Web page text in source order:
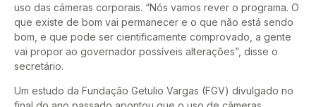
uso das câmeras corporais. “Nós vamos rever o programa. O
que existe de bom vai permanecer e o que não está sendo
bom, e que pode ser cientificamente comprovado, a gente
vai propor ao governador possíveis alterações”, disse o
secretário.
Um estudo da Fundação Getulio Vargas (FGV) divulgado no